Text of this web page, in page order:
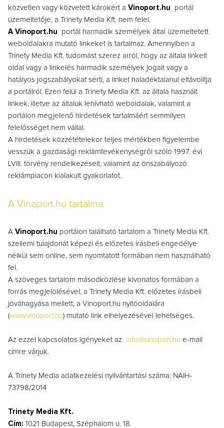
közvetlen vagy közvetett károkért a Vinoport.hu portál
üzemeltetője, a Trinety Media Kft. nem felel.
A Vinoport.hu portál harmadik személyek által üzemeltetett
weboldalakra mutató linkeket is tartalmaz. Amennyiben a
Trinety Media Kft. tudomást szerez arról, hogy az általa linkelt
oldal vagy a linkelés harmadik személyek jogait vagy a
hatályos jogszabályokat sérti, a linket haladéktalanul eltávolítja
a portálról. Ezen felül a Trinety Media Kft. az általa használt
linkek, illetve az általuk lehívható weboldalak, valamint a
portálon megjelenő hirdetések tartalmáért semmilyen
felelősséget nem vállal.
A hirdetések közzétételekor teljes mértékben figyelembe
vesszük a gazdasági reklámtevékenységről szóló 1997. évi
LVIII. törvény rendelkezéseit, valamint az önszabályozó
reklámpiacon kialakult gyakorlatot.
A Vinoport.hu tartalma
A Vinoport.hu portálon található tartalom a Trinety Media Kft.
szellemi tulajdonát képezi és előzetes írásbeli engedélye
nélkül sem online, sem nyomtatott formában nem használható
fel.
A szöveges tartalom másodközlése kivonatos formában a
forrás megjelölésével, a Trinety Media Kft. előzetes írásbeli
jóváhagyása mellett, a Vinoport.hu nyitóoldalára
(www.vinoport.hu) mutató link elhelyezésével lehetséges.
Az ezzel kapcsolatos igényeket az info@vinoport.hu e-mail
címre várjuk.
A Trinety Media adatkezelési nyilvántartási száma: NAIH-
73798/2014
Trinety Media Kft.
Cím: 1021 Budapest, Széphalom u. 18.